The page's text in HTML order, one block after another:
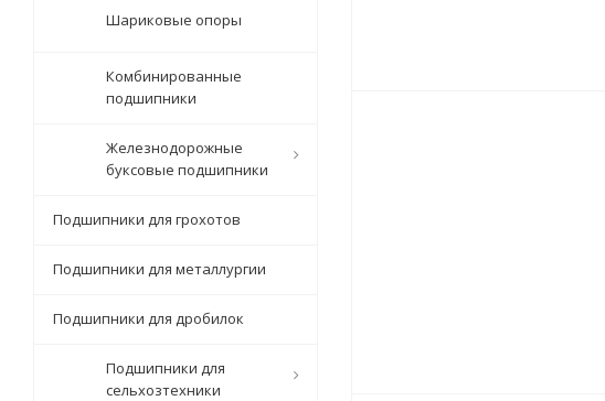
Шариковые опоры
Комбинированные
подшипники
Железнодорожные
буксовые подшипники
Подшипники для грохотов
Подшипники для металлургии
Подшипники для дробилок
Подшипники для
сельхозтехники